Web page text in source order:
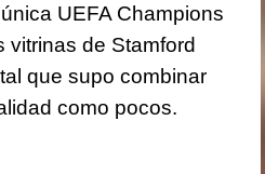
UEFA Champions
vitrinas de Stamford
que supo combinar
como pocos.